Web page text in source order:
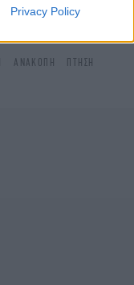
Privacy Policy
ΑΝΑΚΟΠΉ
ΠΤΉΣΗ